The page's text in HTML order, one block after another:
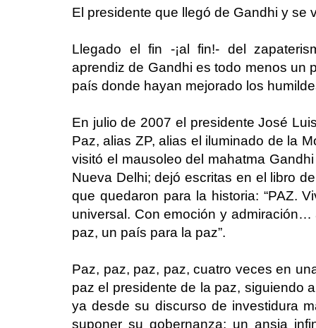
El presidente que llegó de Gandhi y se
Llegado el fin -¡al fin!- del
aprendiz de Gandhi es todo menos un
país donde hayan mejorado los
En julio de 2007 el presidente José
Paz, alias ZP, alias el iluminado de la
visitó el mausoleo del mahatma
Nueva Delhi; dejó escritas en el libro
que quedaron para la historia: “PAZ.
universal. Con emoción y
paz, un país para la paz”.
Paz, paz, paz, paz, cuatro veces en
paz el presidente de la paz, siguiendo
ya desde su discurso de investidura
suponer su gobernanza: un ansia